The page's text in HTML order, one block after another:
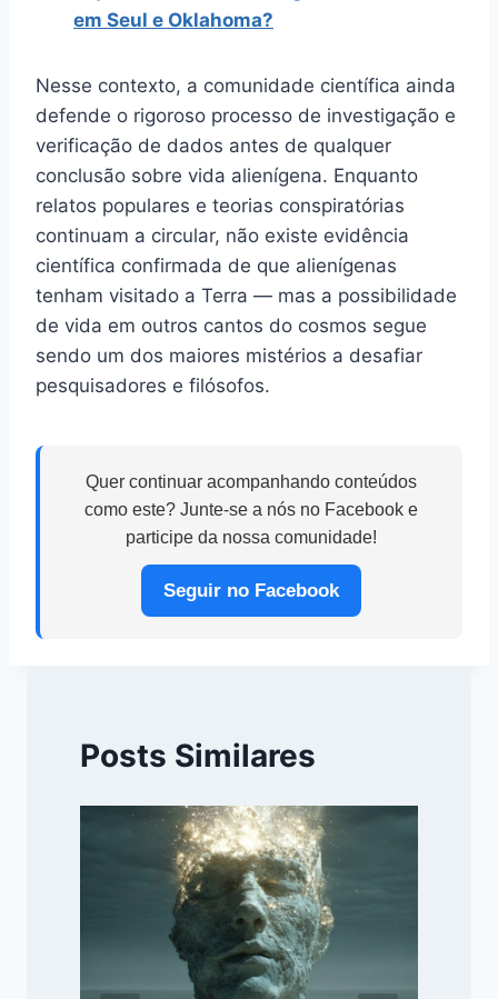
em Seul e Oklahoma?
Nesse contexto, a comunidade científica ainda
defende o rigoroso processo de investigação e
verificação de dados antes de qualquer
conclusão sobre vida alienígena. Enquanto
relatos populares e teorias conspiratórias
continuam a circular, não existe evidência
científica confirmada de que alienígenas
tenham visitado a Terra — mas a possibilidade
de vida em outros cantos do cosmos segue
sendo um dos maiores mistérios a desafiar
pesquisadores e filósofos.
Quer continuar acompanhando conteúdos
como este? Junte-se a nós no Facebook e
participe da nossa comunidade!
Seguir no Facebook
Posts Similares